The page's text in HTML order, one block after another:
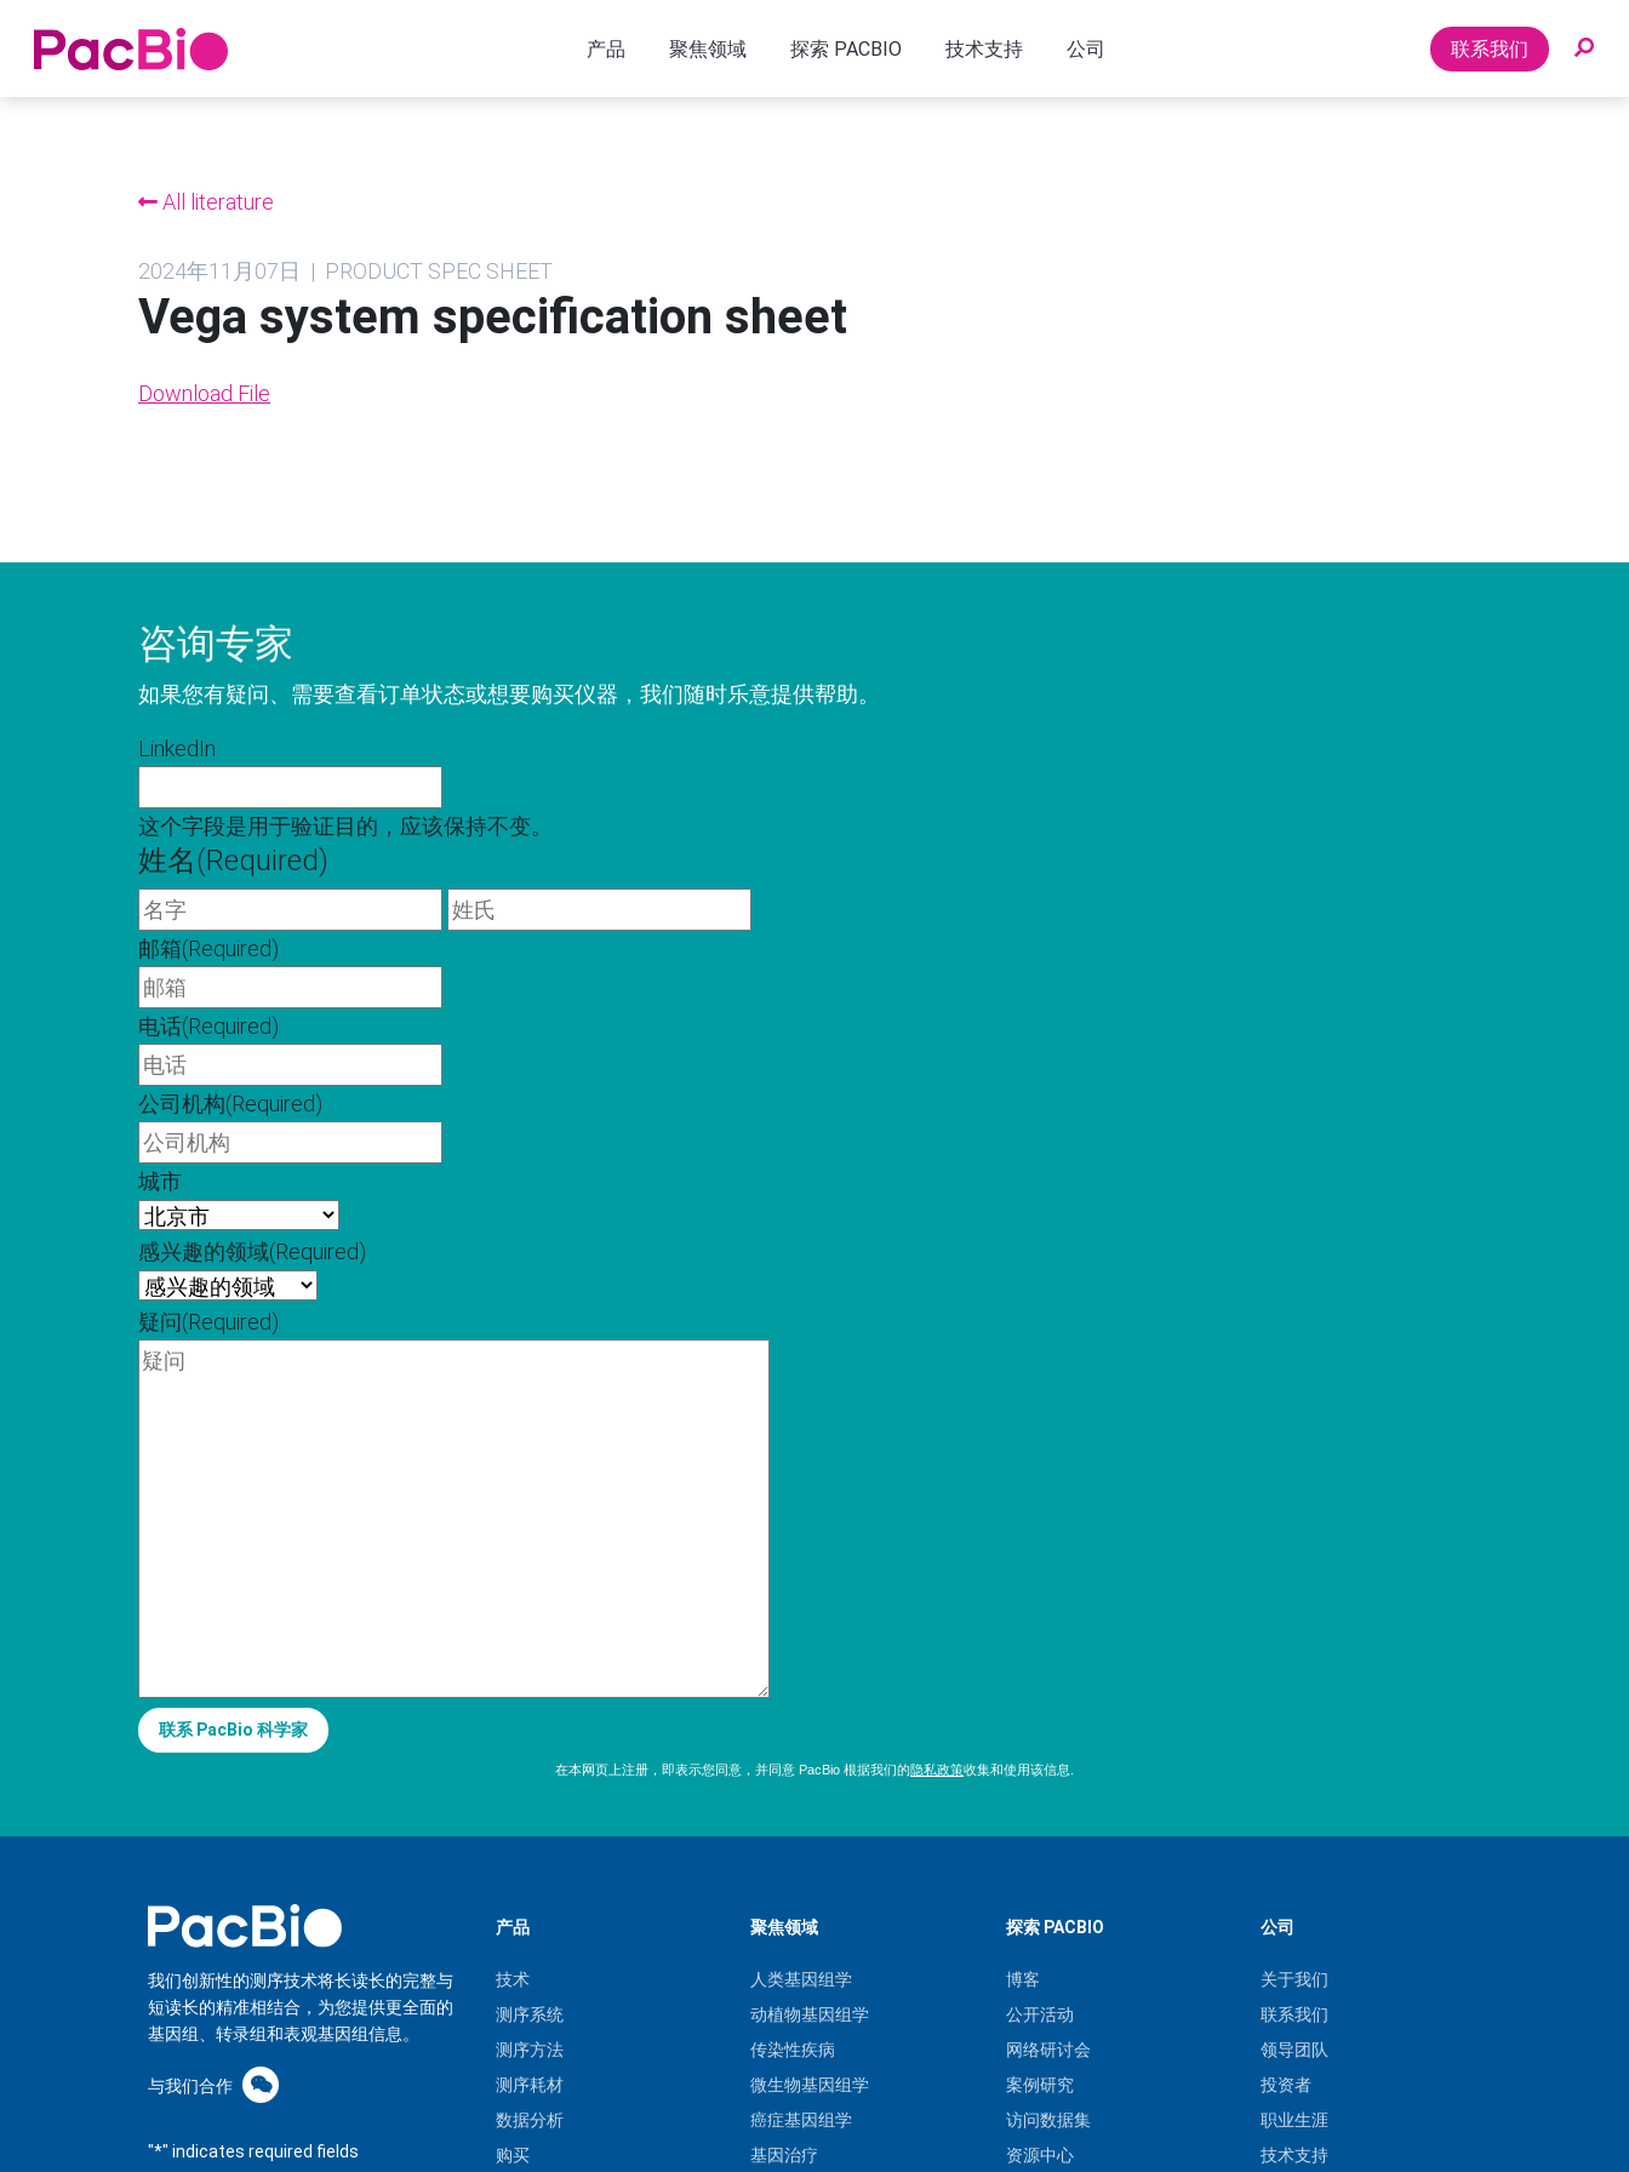
产品 聚焦领域 探索 PACBIO 技术支持 公司 联系我们
All literature
2024年11月07日 | PRODUCT SPEC SHEET
Vega system specification sheet
Download File
咨询专家
如果您有疑问、需要查看订单状态或想要购买仪器，我们随时乐意提供帮助。
LinkedIn
这个字段是用于验证目的，应该保持不变。
姓名(Required)
名
邮箱(Required)
电话(Required)
公司机构(Required)
城市
感兴趣的领域(Required)
疑问(Required)
联系 PacBio 科学家
在本网页上注册，即表示您同意，并同意 PacBio 根据我们的隐私政策收集和使用该信息.
我们创新性的测序技术将长读长的完整与
短读长的精准相结合，为您提供更全面的
基因组、转录组和表观基因组信息。
与我们合作
"*" indicates required fields
产品
技术
测序系统
测序方法
测序耗材
数据分析
购买
聚焦领域
人类基因组学
动植物基因组学
传染性疾病
微生物基因组学
癌症基因组学
基因治疗
探索 PACBIO
博客
公开活动
网络研讨会
案例研究
访问数据集
资源中心
公司
关于我们
联系我们
领导团队
投资者
职业生涯
技术支持